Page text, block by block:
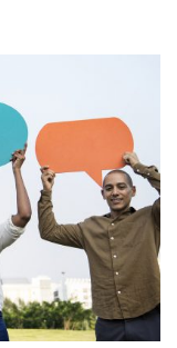
são a
e a formação